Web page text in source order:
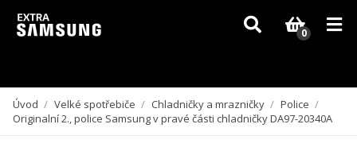
Vzhledem k aktuální situaci se může dodání dílů, které nejsou skladem,
zpozdit. Děkujeme za pochopení.
0
Úvod / Velké spotřebiče / Chladničky a mrazničky / Police /
Originalní 2., police Samsung v pravé části chladničky DA97-20340A